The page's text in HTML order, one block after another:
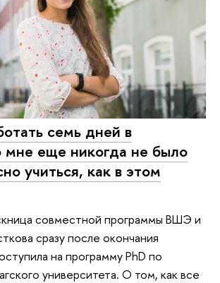
семь дней в
еще никогда не было
учиться, как в этом
совместной программы ВШЭ и
сразу после окончания
на программу PhD по
университета. О том, как все